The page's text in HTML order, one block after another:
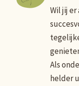
Wil jij
Als
helder